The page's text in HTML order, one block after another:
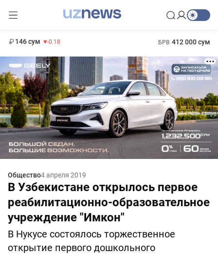
146 сум -0.18 БРВ 412 000 сум
Общество4 апреля 2019
В Узбекистане открылось первое
реабилитационно-образовательное
учреждение "Имкон"
В Нукусе состоялось торжественное
открытие первого дошкольного